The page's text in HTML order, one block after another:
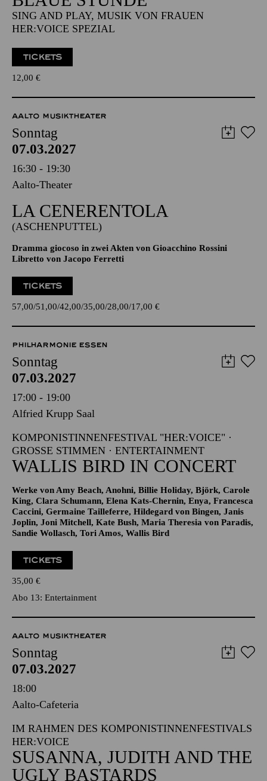
TICKETS
AALTO MUSIKTHEATER
Sonntag
07.03.2027
16:30 - 19:30
Aalto-Theater
LA CENE­RENTOLA
Dramma giocoso in zwei Akten von Gioacchino Rossini
Libretto von Jacopo Ferretti
TICKETS
PHILHARMONIE ESSEN
Sonntag
07.03.2027
17:00 - 19:00
Alfried Krupp Saal
KOMPONISTINNENFESTIVAL "HER:VOICE" ·
GROSSE STIMMEN · ENTERTAINMENT
WALLIS BIRD IN CONCERT
Werke von Amy Beach, Anohni, Billie Holiday, Björk, Carole
King, Clara Schumann, Elena Kats-Chernin, Enya, Francesca
Joplin, Joni Mitchell, Kate Bush, Maria Theresia von Paradis,
Sandie Wollasch, Tori Amos, Wallis Bird
TICKETS
Abo 13: Entertainment
AALTO MUSIKTHEATER
Sonntag
07.03.2027
18:00
Aalto-Cafeteria
IM RAHMEN DES KOMPONISTINNENFESTIVALS
HER:VOICE
SUSANNA, JUDITH AND THE
UGLY BASTARDS
Szenisches Projekt im Rahmen des Komponistinnenfestivals
her:voice